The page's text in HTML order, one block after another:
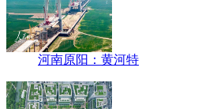
河南原阳：黄河特